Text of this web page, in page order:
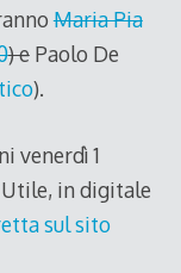
Maria Pia
) ePaolo De
).
venerdì 1
in digitale
sul sito